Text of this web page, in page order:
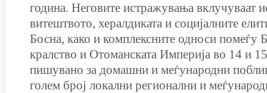
година. Неговите истражувања вклучуваат
витештвото, хералдиката и социјалните
Босна, како и комплексните односи помеѓу
кралство и Отоманската Империја во 14 и
пишувано за домашни и меѓународни
голем број локални регионални и